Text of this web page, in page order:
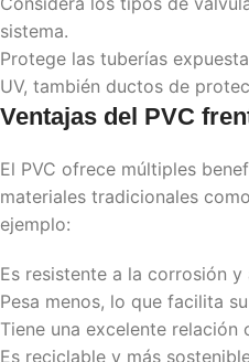
sistema.
Protege las tuberías
UV, también ductos de
Ventajas del PVC
El PVC ofrece múltiples
materiales tradicionales
ejemplo:
Es resistente a la corrosión y
Pesa menos, lo que facilita
Tiene una excelente relación
Es reciclable y más